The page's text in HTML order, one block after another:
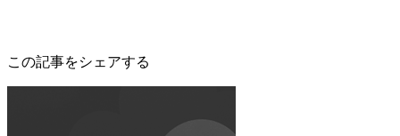
この記事をシェアする